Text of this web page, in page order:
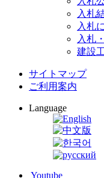
入札
入札
入札
建設
サイトマップ
ご利用案内
Language
Youtube